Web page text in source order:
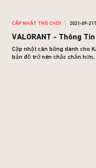
CẬP NHẬT TRÒ CHƠI 2021-09-
VALORANT - Thông
Cập nhật cân bằng dành cho
bản đồ trở nên chắc chắn